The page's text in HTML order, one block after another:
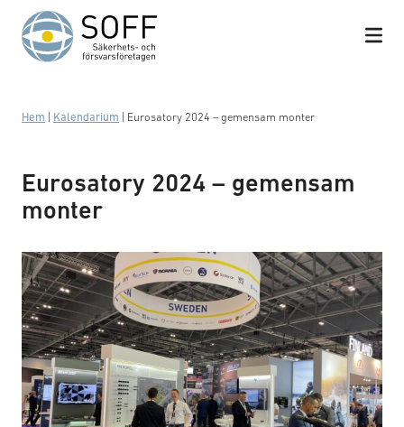
Hoppa till innehåll
Hem Kalendarium Eurosatory 2024 – gemensam monter
Eurosatory 2024 – gemensam
monter